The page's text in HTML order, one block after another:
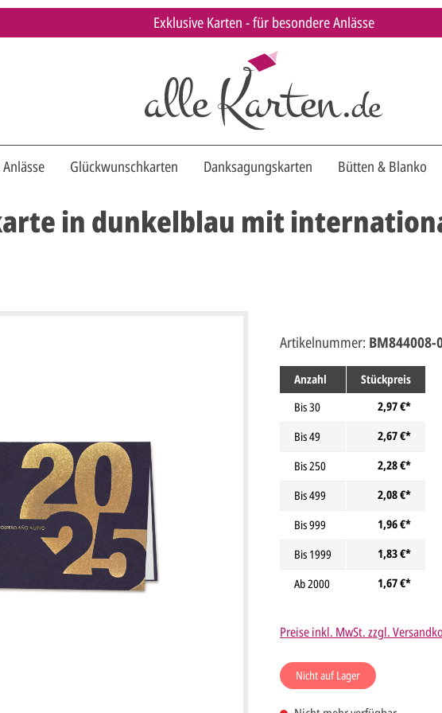
Exklusive Karten - für besondere Anlässe
Glückwunschkarten Danksagungskarten Bütten & Blanko
in dunkelblau mit
Anzahl
Stückpreis
Bis30
2,97 €*
Bis49
2,67 €*
Bis250
2,28 €*
Bis499
2,08 €*
Bis999
1,96 €*
Bis 1999
1,83 €*
Ab2000 1,67 €*
Preise inkl. MwSt. zzgl.
Nicht auf Lager
Artikelnummer: BM844008-